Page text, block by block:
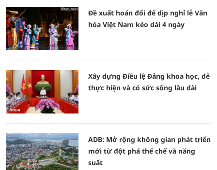
Đề xuất hoán đổi để dịp nghỉ lễ Văn
hóa Việt Nam kéo dài 4 ngày
Xây dựng Điều lệ Đảng khoa học, dễ
thực hiện và có sức sống lâu dài
ADB: Mở rộng không gian phát triển
mới từ đột phá thể chế và năng
suất